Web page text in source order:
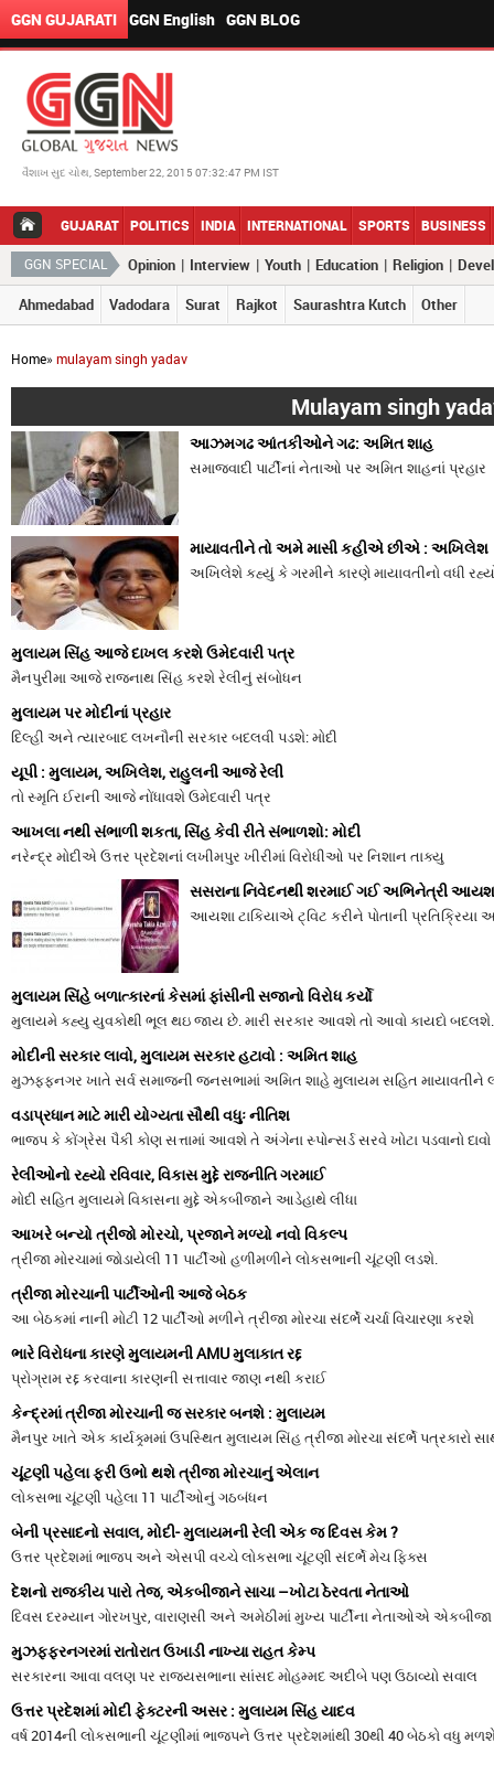
GGN GUJARATI GGN English GGN BLOG
વૈશાખ સુદ ચોથ, September 22, 2015 07:32:47 PM IST
GUJARAT POLITICS INDIA INTERNATIONAL SPORTS BUSINESS
GGN SPECIAL Opinion | Interview | Youth | Education | Religion |
Ahmedabad
Vadodara Surat Rajkot Saurashtra Kutch Other
Home»mulayam singh yadav
Mulayam singh
આઝમગઢ આંતકીઓને ગઢ: અમિત શાહ
સમાજવાદી પાર્ટીનાં નેતાઓ પર અમિત શાહનાં પ્રહાર
માયાવતીને તો અમે માસી કહીએ છીએ : અખિલેશ
અખિલેશે કહ્યું કે ગરમીને કારણે માયાવતીનો વધી
મુલાયમ સિંહ આજે દાખલ કરશે ઉમેદવારી પત્ર
મૈનપુરીમા આજે રાજનાથ સિંહ કરશે રેલીનું સંબોધન
મુલાયમ પર મોદીનાં પ્રહાર
દિલ્હી અને ત્યારબાદ લખનૌની સરકાર બદલવી પડશે: મોદી
યૂપી : મુલાયમ, અખિલેશ, રાહુલની આજે રેલી
તો સ્મૃતિ ઈરાની આજે નોંધાવશે ઉમેદવારી પત્ર
આખલા નથી સંભાળી શકતા, સિંહ કેવી રીતે સંભાળશો: મોદી
નરેન્દ્ર મોદીએ ઉત્તર પ્રદેશનાં લખીમપુર ખીરીમાં વિરોધીઓ પર નિશાન તાક્યુ
સસરાના નિવેદનથી શરમાઈ ગઈ અભિનેત્રી આયશા
આયશા ટાકિયાએ ટ્વિટ કરીને પોતાની પ્રતિક્રિયા
મુલાયમ સિંહે બળાત્કારનાં કેસમાં ફાંસીની સજાનો વિરોધ કર્યો
મુલાયમે કહ્યુ યુવકોથી ભૂલ થઇ જાય છે. મારી સરકાર આવશે તો આવો કાયદો બદલશે.
મોદીની સરકાર લાવો, મુલાયમ સરકાર હટાવો : અમિત શાહ
મુઝફ્ફનગર ખાતે સર્વ સમાજની જનસભામાં અમિત શાહે મુલાયમ સહિત માયાવતીને
વડાપ્રધાન માટે મારી યોગ્યતા સૌથી વધુઃ નીતિશ
ભાજપ કે કોંગ્રેસ પૈકી કોણ સત્તામાં આવશે તે અંગેના સ્પોન્સર્ડ સરવે ખોટા પડવાનો
રેલીઓનો રહ્યો રવિવાર, વિકાસ મુદ્દે રાજનીતિ ગરમાઈ
મોદી સહિત મુલાયમે વિકાસના મુદ્દે એકબીજાને આડેહાથે લીધા
આખરે બન્યો ત્રીજો મોરચો, પ્રજાને મળ્યો નવો વિકલ્પ
ત્રીજા મોરચામાં જોડાયેલી 11 પાર્ટીઓ હળીમળીને લોકસભાની ચૂંટણી લડશે.
ત્રીજા મોરચાની પાર્ટીઓની આજે બેઠક
આ બેઠકમાં નાની મોટી 12 પાર્ટીઓ મળીને ત્રીજા મોરચા સંદર્ભે ચર્ચા વિચારણા કરશે
ભારે વિરોધના કારણે મુલાયમની AMU મુલાકાત રદ્દ
પ્રોગ્રામ રદ્દ કરવાના કારણની સત્તાવાર જાણ નથી કરાઈ
કેન્દ્રમાં ત્રીજા મોરચાની જ સરકાર બનશે : મુલાયમ
મૈનપુર ખાતે એક કાર્યક્ર્મમાં ઉપસ્થિત મુલાયમ સિંહ ત્રીજા મોરચા સંદર્ભે પત્રકારો
ચૂંટણી પહેલા ફરી ઉભો થશે ત્રીજા મોરચાનું એલાન
લોકસભા ચૂંટણી પહેલા 11 પાર્ટીઓનું ગઠબંધન
બેની પ્રસાદનો સવાલ, મોદી- મુલાયમની રેલી એક જ દિવસ કેમ ?
ઉત્તર પ્રદેશમાં ભાજપ અને એસપી વચ્ચે લોકસભા ચૂંટણી સંદર્ભે મેચ ફિક્સ
દેશનો રાજકીય પારો તેજ, એકબીજાને સાચા –ખોટા ઠેરવતા નેતાઓ
દિવસ દરમ્યાન ગોરખપુર, વારાણસી અને અમેઠીમાં મુખ્ય પાર્ટીના નેતાઓએ એકબીજા
મુઝફ્ફરનગરમાં રાતોરાત ઉખાડી નાખ્યા રાહત કેમ્પ
સરકારના આવા વલણ પર રાજ્યસભાના સાંસદ મોહમ્મદ અદીબે પણ ઉઠાવ્યો સવાલ
ઉત્તર પ્રદેશમાં મોદી ફેક્ટરની અસર : મુલાયમ સિંહ યાદવ
વર્ષ 2014ની લોકસભાની ચૂંટણીમાં ભાજપને ઉત્તર પ્રદેશમાંથી 30થી 40 બેઠકો વધુ